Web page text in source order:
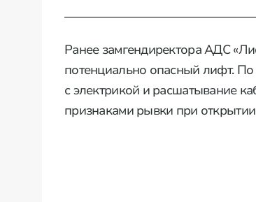
Ранее замгендиректора АДС
потенциально опасный лифт. По
с электрикой и расшатывание
признаками рывки при